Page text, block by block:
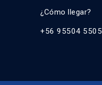
¿Cómo llegar?
+56 95504 5505